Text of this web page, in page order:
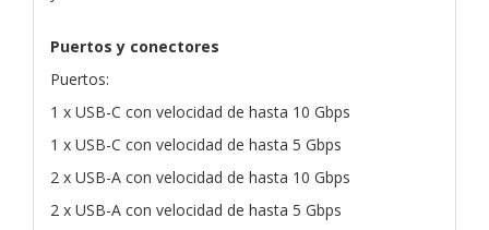
Puertos y conectores
Puertos:
1 x USB-C con velocidad de hasta 10 Gbps
1 x USB-C con velocidad de hasta 5 Gbps
2 x USB-A con velocidad de hasta 10 Gbps
2 x USB-A con velocidad de hasta 5 Gbps